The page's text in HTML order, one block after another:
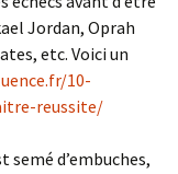
Jordan, Oprah
etc. Voici un
10-
reussite/
d’embuches,